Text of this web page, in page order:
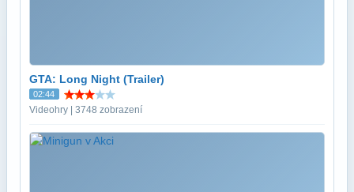
GTA: Long Night (Trailer)
02:44
Videohry | 3748 zobrazení